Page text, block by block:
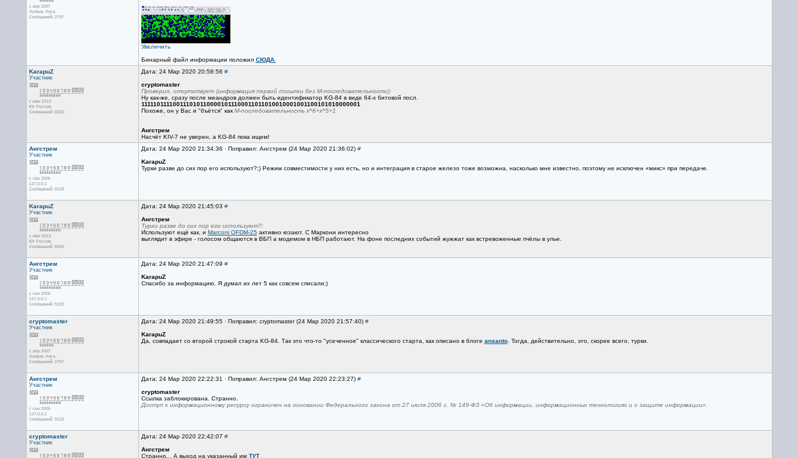
с апр 2007
Латвия, Рига
Сообщений: 2797
Увеличить
Бинарный файл информации положил СЮДА.
KarapuZ
Участник
с июн 2013
Юг России
Сообщений: 6003
Дата: 24 Мар 2020 20:58:56 #
cryptomaster
Проверил, отсутствует (информация первой посылки без М-последовательности):
Ну как-же, сразу после меандров должен быть идентификатор KG-84 в виде 64-х битовой посл.
1111101111001110101100001011100011011010010001001100101010000001
Похоже, он у Вас и "бъётся" как М-последовательность x^6+x^5+1
Ангстрем
Насчёт KIV-7 не уверен, а KG-84 пока ищем!
Ангстрем
Участник
с сен 2005
127.0.0.1
Сообщений: 9133
Дата: 24 Мар 2020 21:34:36 · Поправил: Ангстрем (24 Мар 2020 21:36:02) #
KarapuZ
Турки разве до сих пор его используют?;) Режим совместимости у них есть, но и интеграция в старое железо тоже возможна, насколько мне известно, поэтому не исключен «микс» при передаче.
KarapuZ
Участник
с июн 2013
Юг России
Сообщений: 6003
Дата: 24 Мар 2020 21:45:03 #
Ангстрем
Турки разве до сих пор его используют?;
Используют ещё как, и Marconi OFDM-25активно юзают. С Маркони интересно
выглядит в эфире - голосом общаются в ВБП а модемом в НБП работают. На фоне последних событий жужжат как встревоженные пчёлы в улье.
Ангстрем
Участник
с сен 2005
127.0.0.1
Сообщений: 9133
Дата: 24 Мар 2020 21:47:09 #
KarapuZ
Спасибо за информацию. Я думал их лет 5 как совсем списали;)
cryptomaster
Участник
с апр 2007
Латвия, Рига
Сообщений: 2797
Дата: 24 Мар 2020 21:49:55 · Поправил: cryptomaster (24 Мар 2020 21:57:40) #
KarapuZ
Да, совпадает со второй строкой старта KG-84. Так это что-то "усеченное" классического старта, как описано в блоге ansanto. Тогда, действительно, это, скорее всего, турки.
Ангстрем
Участник
с сен 2005
127.0.0.1
Сообщений: 9133
Дата: 24 Мар 2020 22:22:31 · Поправил: Ангстрем (24 Мар 2020 22:23:27) #
cryptomaster
Ссылка заблокирована. Странно.
Доступ к информационному ресурсу ограничен на основании Федерального закона от 27 июля 2006 г. № 149-ФЗ «Об информации, информационных технологиях и о защите информации».
cryptomaster
Участник
Дата: 24 Мар 2020 22:42:07 #
Ангстрем
Странно... А выход на указанный им ТУТ